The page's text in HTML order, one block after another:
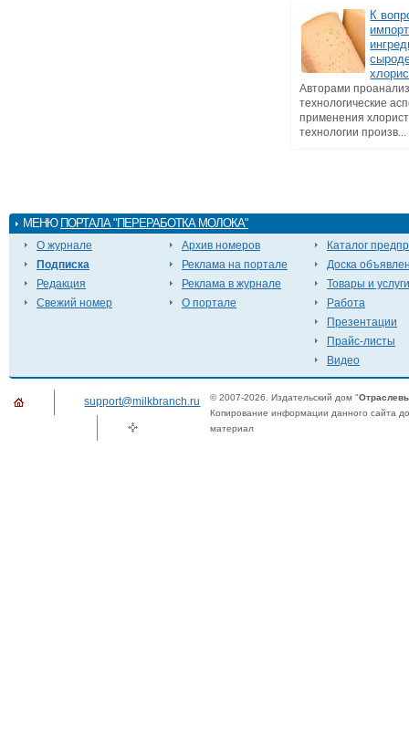
К
Авторами
технологические
применения
технологии произв...
МЕНЮ ПОРТАЛА "ПЕРЕРАБОТКА МОЛОКА"
О журнале
Подписка
Редакция
Свежий номер
Архив номеров
Реклама на портале
Реклама в журнале
О портале
Каталог
Доска
Товары и услуги
Работа
Презентации
Прайс-листы
Видео
support@milkbranch.ru © 2007-2026. Издательский дом "
Копирование информации данного сайта
материал